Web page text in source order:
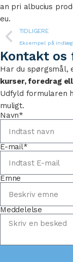
an pri albucius
eu.
TIDLIGERE
Eksempel på indlæg
Kontakt os
Har du spørgsmål,
kurser, foredrag
Udfyld formularen
muligt.
Navn*
E-mail*
Emne
Meddelelse